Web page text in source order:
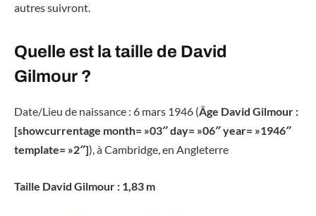
autres suivront.
Quelle est la taille de David
Gilmour ?
Date/Lieu de naissance : 6 mars 1946 (Âge David Gilmour :
[showcurrentage month= »03″ day= »06″ year= »1946″
template= »2″]), à Cambridge, en Angleterre
Taille David Gilmour : 1,83 m